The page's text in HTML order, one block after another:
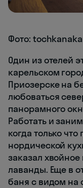
Фото:
Один из отелей
карельском
Приозерске на
любоваться
панорамного
Работать и
когда только
нордической
заказал
лаванды. Еще в
баня с видом на